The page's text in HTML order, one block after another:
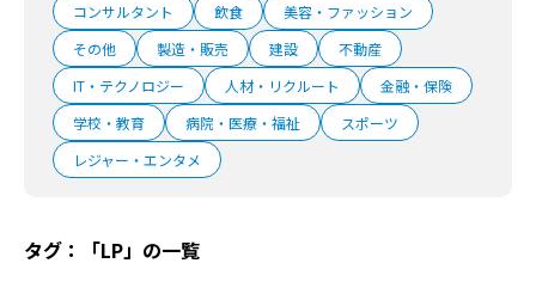
コンサルタント
飲食
美容・ファッション
その他
製造・販売 建設
不動産
IT・テクノロジー
人材・リクルート
金融・保険
学校・教育
病院・医療・福祉
スポーツ
レジャー・エンタメ
タグ：「LP」の一覧